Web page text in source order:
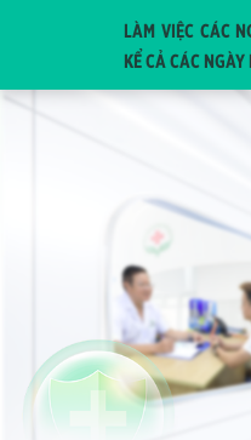
LÀM VIỆC CÁC
KỂ CẢ CÁC NGÀY